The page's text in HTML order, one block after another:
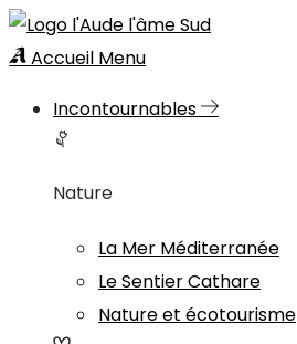
Accueil Menu
Incontournables
Nature
La Mer Méditerranée
Le Sentier Cathare
Nature et écotourisme